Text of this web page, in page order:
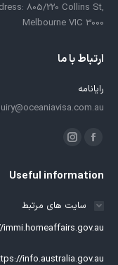
805/220 Collins St,
Melbourne VIC 3000
ارتباط با ما
رایانامه
ما را دنبال کنید در:
فیسبوک
کردن
پنجره
جدید
اینستاگرام
کردن
جدید
Useful information
سایت های مرتبط
info.australia.gov.au/